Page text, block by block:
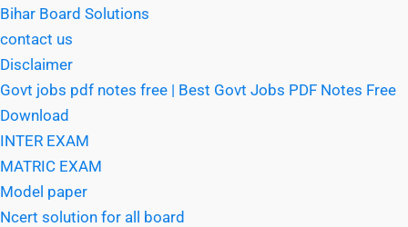
Bihar Board Solutions
contact us
Disclaimer
Govt jobs pdf notes free | Best Govt Jobs PDF Notes Free
Download
INTER EXAM
MATRIC EXAM
Model paper
Ncert solution for all board